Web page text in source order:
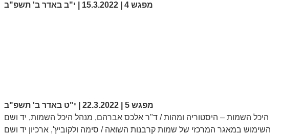
מפגש 4 | 15.3.2022 | י"ב באדר ב' תשפ"ב
מפגש 5 | 22.3.2022 |
י"ט באדר ב' תשפ"ב
היכל השמות – היסטוריה ומהות/ ד"ר אלכס אברהם, מנהל היכל השמות, יד ושם
השימוש במאגר המרכזי של שמות קרבנות השואה / סימה ולקוביץ', ארכיון יד ושם